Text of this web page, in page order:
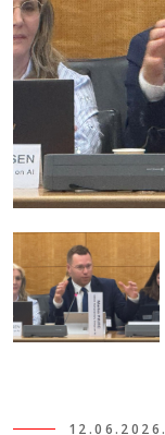
12.06.2026.